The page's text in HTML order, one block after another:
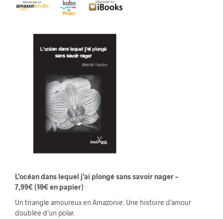
L’océan dans lequel j’ai plongé sans savoir nager–
7,99€ (19€en papier)
Un triangle amoureux en Amazonie. Une histoire d’amour
doublée d’un polar.